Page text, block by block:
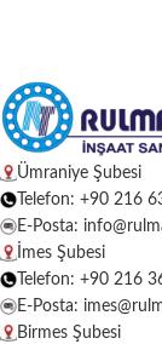
Ümraniye Şubesi
Telefon: +90 216
E-Posta:
İmes Şubesi
Telefon: +90 216
E-Posta:
Birmes Şubesi